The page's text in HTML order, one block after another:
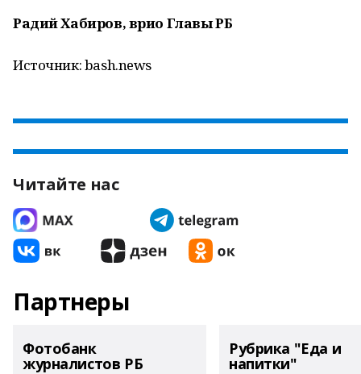
Радий Хабиров, врио Главы РБ
Источник: bash.news
Читайте нас
Партнеры
Фотобанк
журналистов РБ
Рубрика "Еда и
напитки"